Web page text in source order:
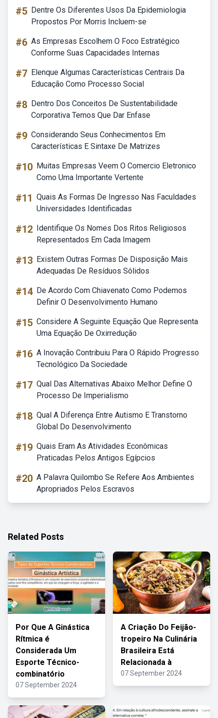
#5 Dentre Os Diferentes Usos Da Epidemiologia
Propostos Por Morris Incluem-se
#6 As Empresas Escolhem O Foco Estratégico
Conforme Suas Capacidades Internas
#7 Elenque Algumas Características Centrais Da
Educação Como Processo Social
#8 Dentro Dos Conceitos De Sustentabilidade
Corporativa Temos Que Dar Enfase
#9 Considerando Seus Conhecimentos Em
Características E Sintaxe De Matrizes
#10 Muitas Empresas Veem O Comercio Eletronico
Como Uma Importante Vertente
#11 Quais As Formas De Ingresso Nas Faculdades
Universidades Identificadas
#12 Identifique Os Nomes Dos Ritos Religiosos
Representados Em Cada Imagem
#13 Existem Outras Formas De Disposição Mais
Adequadas De Resíduos Sólidos
#14 De Acordo Com Chiavenato Como Podemos
Definir O Desenvolvimento Humano
#15 Considere A Seguinte Equação Que Representa
Uma Equação De Oxirredução
#16 A Inovação Contribuiu Para O Rápido Progresso
Tecnológico Da Sociedade
#17 Qual Das Alternativas Abaixo Melhor Define O
Processo De Imperialismo
#18 Qual A Diferença Entre Autismo E Transtorno
Global Do Desenvolvimento
#19 Quais Eram As Atividades Econômicas
Praticadas Pelos Antigos Egípcios
#20 A Palavra Quilombo Se Refere Aos Ambientes
Apropriados Pelos Escravos
Related Posts
Por Que A Ginástica
Rítmica é
Considerada Um
Esporte Técnico-
combinatório
07 September 2024
A Criação Do Feijão-
tropeiro Na Culinária
Brasileira Está
Relacionada à
07 September 2024